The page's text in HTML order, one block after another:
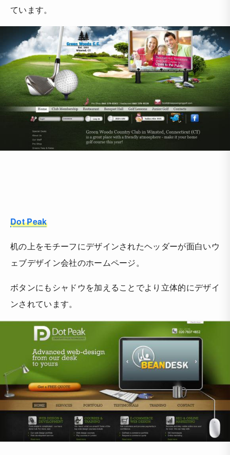
ています。
Dot Peak
机の上をモチーフにデザインされたヘッダーが面白いウ
ェブデザイン会社のホームページ。
ボタンにもシャドウを加えることでより立体的にデザイ
ンされています。